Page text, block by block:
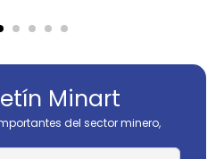
Minart
del sector minero,